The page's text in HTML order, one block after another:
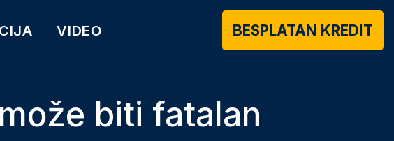
VIDEO BESPLATAN KREDIT
biti fatalan